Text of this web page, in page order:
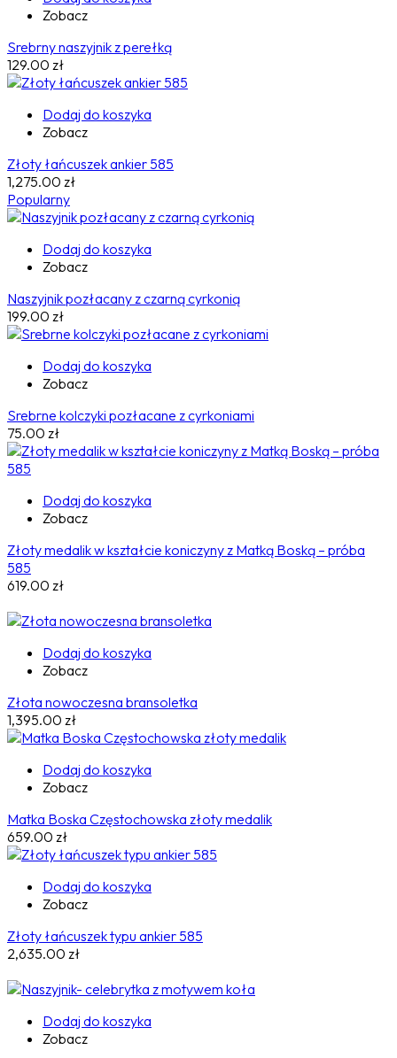
Zobacz
Srebrny naszyjnik z perełką
129.00 zł
Dodaj do koszyka
Zobacz
Złoty łańcuszek ankier 585
1,275.00 zł
Popularny
Dodaj do koszyka
Zobacz
Naszyjnik pozłacany z czarną cyrkonią
199.00 zł
Dodaj do koszyka
Zobacz
Srebrne kolczyki pozłacane z cyrkoniami
75.00 zł
Dodaj do koszyka
Zobacz
Złoty medalik w kształcie koniczyny z Matką Boską – próba
585
619.00 zł
Dodaj do koszyka
Zobacz
Złota nowoczesna bransoletka
1,395.00 zł
Dodaj do koszyka
Zobacz
Matka Boska Częstochowska złoty medalik
659.00 zł
Dodaj do koszyka
Zobacz
Złoty łańcuszek typu ankier 585
2,635.00 zł
Dodaj do koszyka
Zobacz